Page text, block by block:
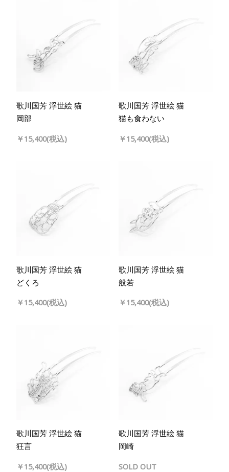
歌川国芳 浮世絵 猫
岡部
￥15,400(税込)
歌川国芳 浮世絵 猫
猫も食わない
￥15,400(税込)
歌川国芳 浮世絵 猫
どくろ
￥15,400(税込)
歌川国芳 浮世絵 猫
般若
￥15,400(税込)
歌川国芳 浮世絵 猫
狂言
￥15,400(税込)
歌川国芳 浮世絵 猫
岡崎
SOLD OUT